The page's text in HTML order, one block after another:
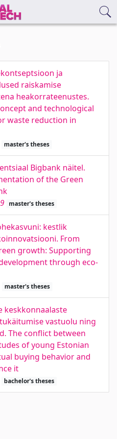
ja
raiskamise
heakorrateenustes.
and technological
waste reduction in
master's theses
Bigbank näitel.
of the Green
master's theses
kestlik
From
growth: Supporting
through eco-
master's theses
keskkonnaalaste
vastuolu ning
The conflict between
of young Estonian
buying behavior and
it
bachelor's theses